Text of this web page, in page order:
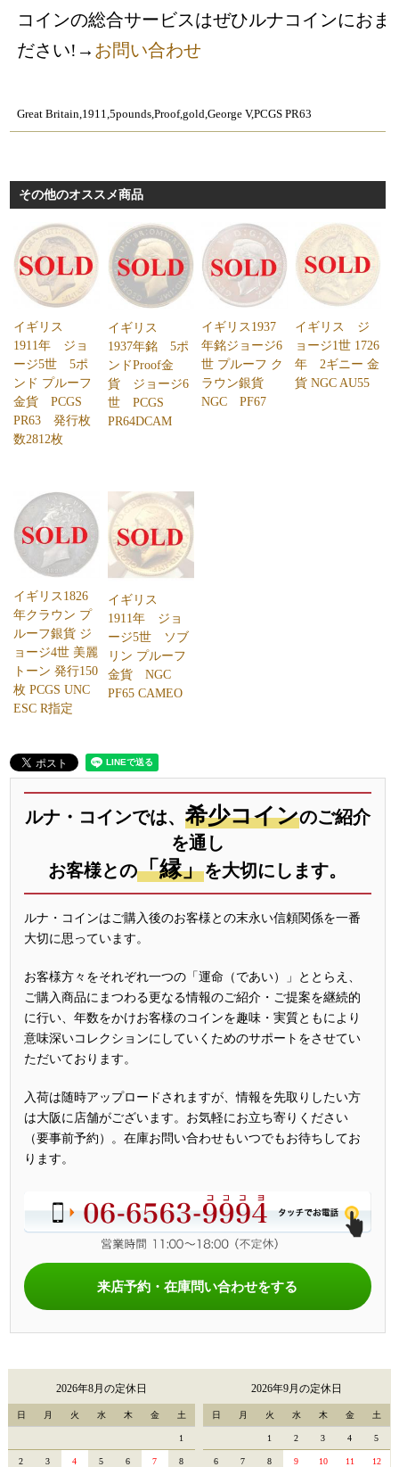
コインの総合サービスはぜひルナコインにおま
ださい!→ お問い合わせ
Great Britain,1911,5pounds,Proof,gold,George V,PCGS PR63
その他のオススメ商品
イギリス
1911年 ジョ
ージ5世 5ポ
ンド プルーフ
金貨 PCGS
PR63 発行枚
数2812枚
イギリス
1937年銘 5ポ
ンドProof金
貨 ジョージ6
世 PCGS
PR64DCAM
イギリス1937
年銘ジョージ6
世 プルーフ ク
ラウン銀貨
NGC PF67
イギリス ジ
ョージ1世 1726
年 2ギニー 金
貨 NGC AU55
イギリス1826
年クラウン プ
ルーフ銀貨 ジ
ョージ4世 美麗
トーン 発行150
枚 PCGS UNC
ESC R指定
イギリス
1911年 ジョ
ージ5世 ソブ
リン プルーフ
金貨 NGC
PF65 CAMEO
ルナ・コインでは、 希少コインのご紹介
を通し
お客様との「縁」を大切にします。
ルナ・コインはご購入後のお客様との末永い信頼関係を一番
大切に思っています。
お客様方々をそれぞれ一つの「運命（であい）」ととらえ、
ご購入商品にまつわる更なる情報のご紹介・ご提案を継続的
に行い、年数をかけお客様のコインを趣味・実質ともにより
意味深いコレクションにしていくためのサポートをさせてい
ただいております。
入荷は随時アップロードされますが、情報を先取りしたい方
は大阪に店舗がございます。お気軽にお立ち寄りください
（要事前予約）。在庫お問い合わせもいつでもお待ちしてお
ります。
来店予約・在庫問い合わせをする
2026年8月の定休日
日 月 火 水 木 金 土
1
2 3 4 5 6 7 8
2026年9月の定休日
日 月 火 水 木 金 土
1 2 3 4 5
6 7 8 9 10 11 12